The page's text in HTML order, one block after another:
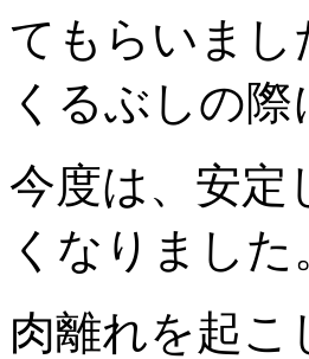
てもらいまし
くるぶしの
今度は、安定
くなりました
肉離れを起